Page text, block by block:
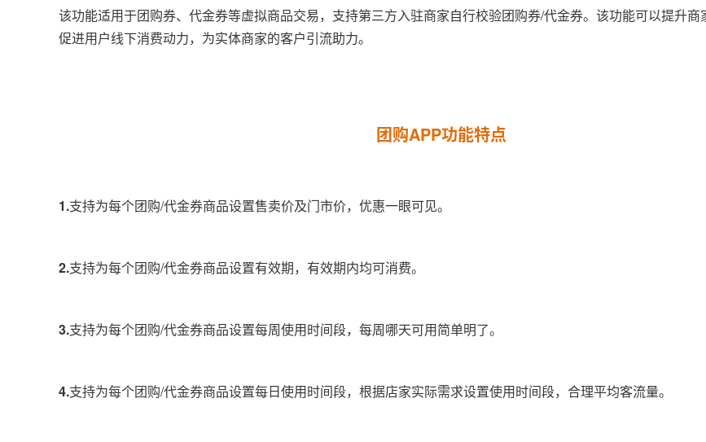
该功能适用于团购券、代金券等虚拟商品交易，支持第三方入驻商家自行校验团购券/代金券。该功能可以提升商
促进用户线下消费动力，为实体商家的客户引流助力。
团购APP功能特点
1.支持为每个团购/代金券商品设置售卖价及门市价，优惠一眼可见。
2.支持为每个团购/代金券商品设置有效期，有效期内均可消费。
3.支持为每个团购/代金券商品设置每周使用时间段，每周哪天可用简单明了。
4.支持为每个团购/代金券商品设置每日使用时间段，根据店家实际需求设置使用时间段，合理平均客流量。